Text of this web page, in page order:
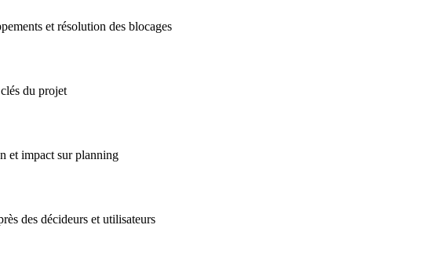
et résolution des blocages
du projet
et impact sur planning
des décideurs et utilisateurs